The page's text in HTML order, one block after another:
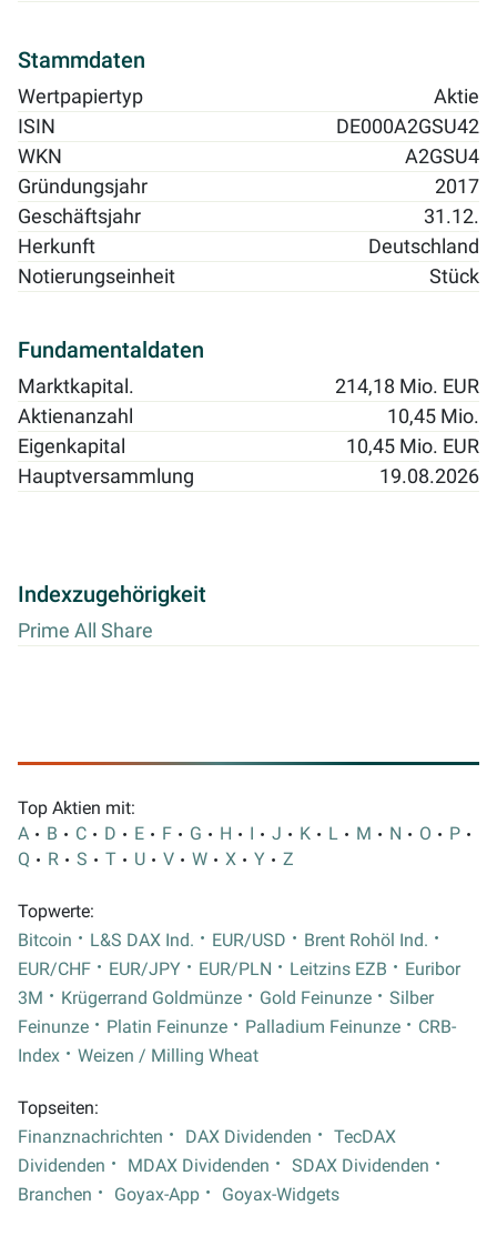
Stammdaten
Wertpapiertyp
Aktie
ISIN
DE000A2GSU42
WKN
A2GSU4
Gründungsjahr
2017
Geschäftsjahr
31.12.
Herkunft
Deutschland
Notierungseinheit
Stück
Fundamentaldaten
Marktkapital.
214,18 Mio. EUR
Aktienanzahl
10,45 Mio.
Eigenkapital
10,45 Mio. EUR
Hauptversammlung
19.08.2026
Indexzugehörigkeit
Prime All Share
Top Aktien mit:
A
B C D E F G H I J K L M N O
P
Q
R S T U V W X Y Z
Topwerte:
Bitcoin
L&S DAX Ind. EUR/USD
Brent Rohöl Ind.
EUR/CHF
EUR/JPY EUR/PLN Leitzins EZB
Euribor
3M
Krügerrand Goldmünze Gold Feinunze
Silber
Feinunze
Platin Feinunze Palladium Feinunze
CRB-
Index
Weizen / Milling Wheat
Topseiten:
Finanznachrichten
DAX Dividenden
TecDAX
Dividenden
MDAX Dividenden
SDAX Dividenden
Branchen
Goyax-App Goyax-Widgets